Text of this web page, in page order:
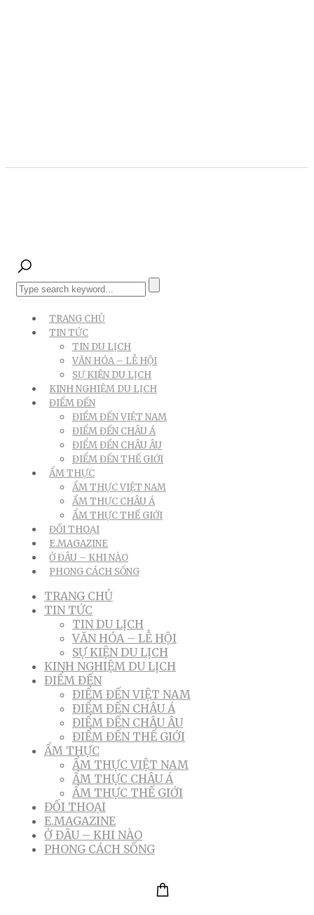
TRANG CHỦ
TIN TỨC
TIN DU LỊCH
VĂN HÓA – LỄ HỘI
SỰ KIỆN DU LỊCH
KINH NGHIỆM DU LỊCH
ĐIỂM ĐẾN
ĐIỂM ĐẾN VIỆT NAM
ĐIỂM ĐẾN CHÂU Á
ĐIỂM ĐẾN CHÂU ÂU
ĐIỂM ĐẾN THẾ GIỚI
ẨM THỰC
ẨM THỰC VIỆT NAM
ẨM THỰC CHÂU Á
ẨM THỰC THẾ GIỚI
ĐỐI THOẠI
E.MAGAZINE
Ở ĐÂU – KHI NÀO
PHONG CÁCH SỐNG
TRANG CHỦ
TIN TỨC
TIN DU LỊCH
VĂN HÓA – LỄ HỘI
SỰ KIỆN DU LỊCH
KINH NGHIỆM DU LỊCH
ĐIỂM ĐẾN
ĐIỂM ĐẾN VIỆT NAM
ĐIỂM ĐẾN CHÂU Á
ĐIỂM ĐẾN CHÂU ÂU
ĐIỂM ĐẾN THẾ GIỚI
ẨM THỰC
ẨM THỰC VIỆT NAM
ẨM THỰC CHÂU Á
ẨM THỰC THẾ GIỚI
ĐỐI THOẠI
E.MAGAZINE
Ở ĐÂU – KHI NÀO
PHONG CÁCH SỐNG